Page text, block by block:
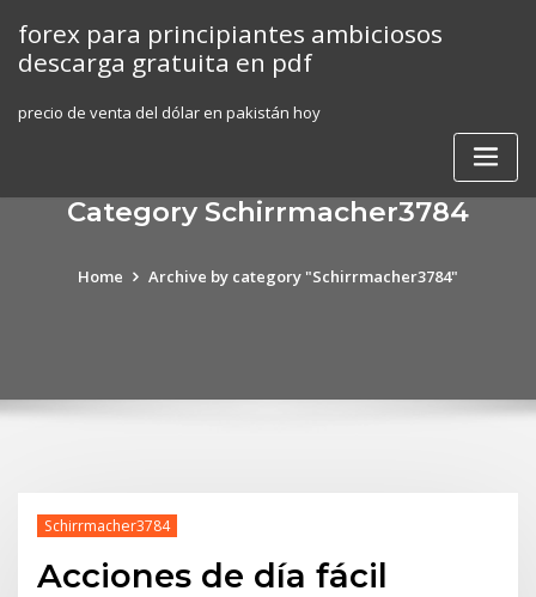
content
forex para principiantes ambiciosos
descarga gratuita en pdf
precio de venta del dólar en pakistán hoy
Category Schirrmacher3784
Home Archive by category "Schirrmacher3784"
Schirrmacher3784
Acciones de día fácil